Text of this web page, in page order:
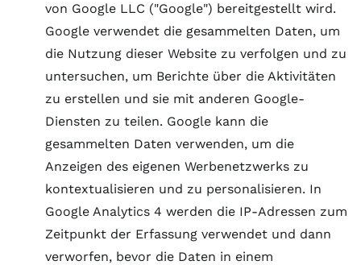
von Google LLC ("Google") bereitgestellt wird.
Google verwendet die gesammelten Daten, um
die Nutzung dieser Website zu verfolgen und zu
untersuchen, um Berichte über die Aktivitäten
zu erstellen und sie mit anderen Google-
Diensten zu teilen. Google kann die
gesammelten Daten verwenden, um die
Anzeigen des eigenen Werbenetzwerks zu
kontextualisieren und zu personalisieren. In
Google Analytics 4 werden die IP-Adressen zum
Zeitpunkt der Erfassung verwendet und dann
verworfen, bevor die Daten in einem